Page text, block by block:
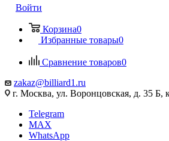
Войти
Корзина0
Избранные товары0
Сравнение товаров0
zakaz@billiard1.ru
г. Москва, ул. Воронцовская, д. 35 Б,
Telegram
MAX
WhatsApp